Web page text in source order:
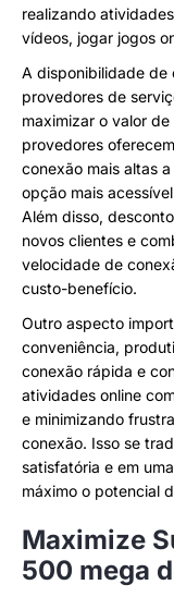
realizando
vídeos, jogar jogos
A disponibilidade de
provedores de
maximizar o valor
provedores
conexão mais altas
opção mais
Além disso,
novos clientes e
velocidade de
custo-benefício.
Outro aspecto
conveniência,
conexão rápida e
atividades online
e minimizando
conexão. Isso se
satisfatória e em
máximo o potencial
Maximize
500 mega